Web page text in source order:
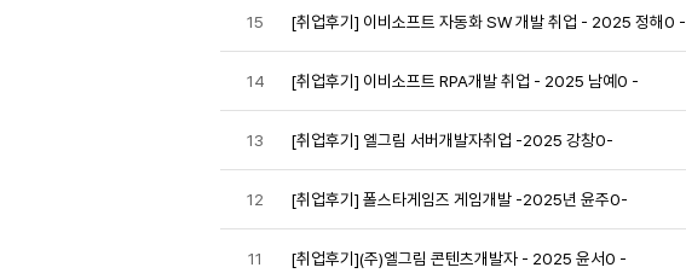
15 [취업후기] 이비소프트 자동화 SW 개발 취업 - 2025 정해0 -
14 [취업후기] 이비소프트 RPA개발 취업 - 2025 남예0 -
13 [취업후기] 엘그림 서버개발자취업 -2025 강창0-
12 [취업후기] 폴스타게임즈 게임개발 -2025년 윤주0-
11 [취업후기](주)엘그림 콘텐츠개발자 - 2025 윤서0 -